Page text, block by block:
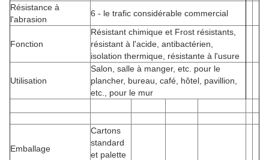
Résistance à
l'abrasion
6 - le trafic considérable commercial
Fonction
Résistant chimique et Frost résistants,
résistant à l'acide, antibactérien,
isolation thermique, résistante à l'usure
Utilisation
Salon, salle à manger, etc. pour le
plancher, bureau, café, hôtel, pavillion,
etc., pour le mur
Emballage
Cartons
standard
et palette